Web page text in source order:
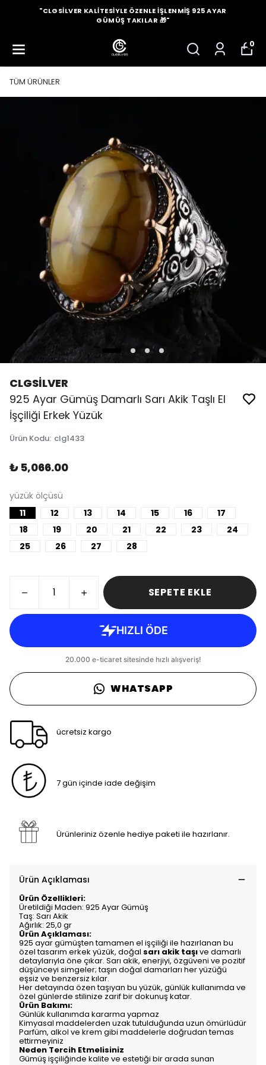
"CLGSILVER KALITESIYLE ÖZENLE İŞLENMIŞ 925 AYAR
GÜMÜŞ TAKILAR 🎁"
0
TÜM ÜRÜNLER
CLGSİLVER
925 Ayar Gümüş Damarlı Sarı Akik Taşlı El
İşçiliği Erkek Yüzük
Ürün Kodu: clg1433
₺ 5,066.00
yüzük ölçüsü
11
12 13 14 15 16
17
18
19 20 21 22 23
24
25
26 27 28
SEPETE EKLE
WHATSAPP
ücretsiz kargo
7 gün içinde iade değişim
Ürünleriniz özenle hediye paketi ile hazırlanır.
Ürün Açıklaması
Ürün Özellikleri:
Üretildiği Maden: 925 Ayar Gümüş
Taş: Sarı Akik
Ağırlık: 25,0 gr
Ürün Açıklaması:
925 ayar gümüşten tamamen el işçiliği ile hazırlanan bu
özel tasarım erkek yüzük, doğal sarı akik taşıve damarlı
detaylarıyla öne çıkar. Sarı akik, enerjiyi, özgüveni ve pozitif
düşünceyi simgeler; taşın doğal damarları her yüzüğü
eşsiz ve benzersiz kılar.
Her detayında özen taşıyan bu yüzük, günlük kullanımda ve
özel günlerde stilinize zarif bir dokunuş katar.
Ürün Bakımı:
Günlük kullanımda kararma yapmaz
Kimyasal maddelerden uzak tutulduğunda uzun ömürlüdür
Parfüm, alkol ve krem gibi maddelerle doğrudan temas
ettirmeyiniz
Neden Tercih Etmelisiniz
Gümüş işçiliğinde kalite ve estetiği bir arada sunan